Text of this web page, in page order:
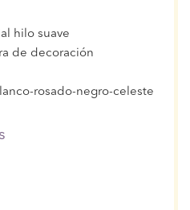
hilo suave
de decoración
rosado-negro-celeste